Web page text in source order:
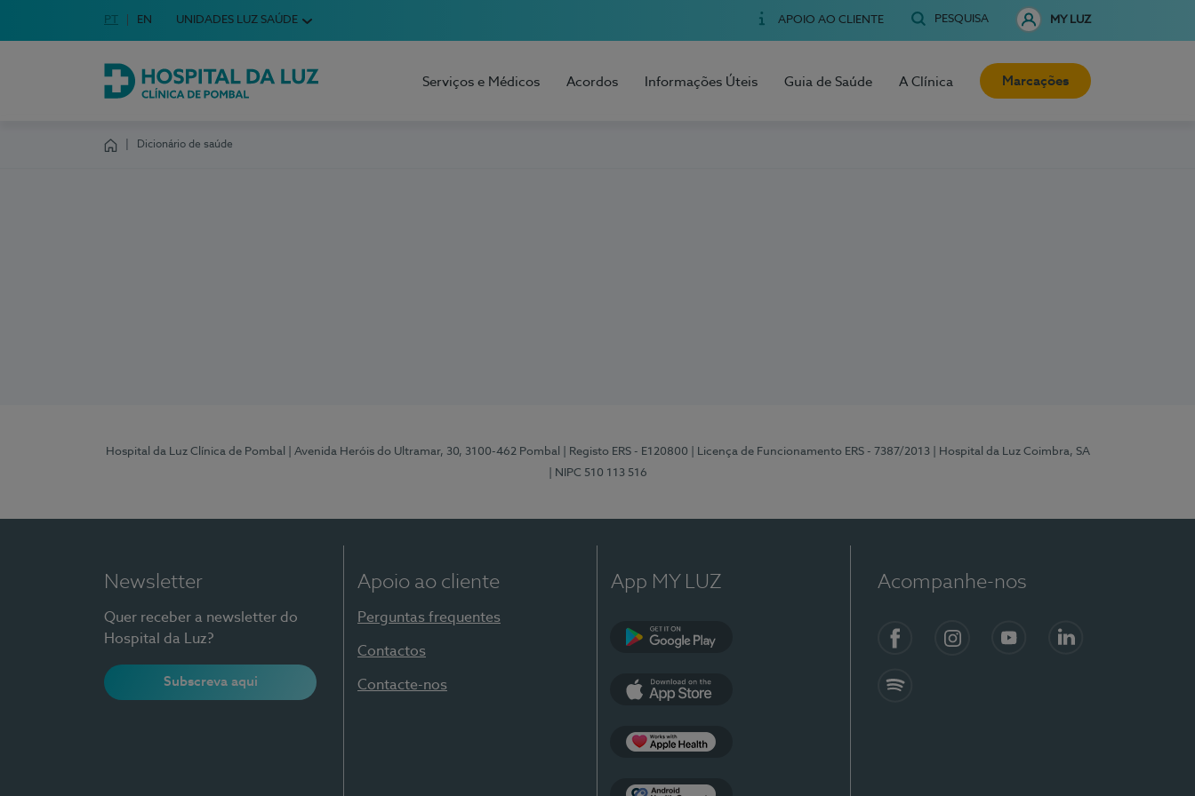
Escolha o seu idioma
Idioma em Português
PT English Language
EN UNIDADES LUZ SAÚDE APOIO AO CLIENTE PESQUISA MY LUZ
Hospital da Luz Clínica de Pombal
Serviços e Médicos Acordos Informações Úteis Guia de Saúde A Clínica Marcações
Dicionário de saúde
Hospital da Luz Clínica de Pombal | Avenida Heróis do Ultramar, 30, 3100-462 Pombal | Registo ERS - E120800 | Licença de Funcionamento ERS - 7387/2013
| Hospital da Luz Coimbra, SA
| NIPC 510 113 516
Newsletter
Quer receber a newsletter do
Hospital da Luz?
Subscreva aqui
Apoio ao cliente
Perguntas frequentes
Contactos
Contacte-nos
App MY LUZ Acompanhe-nos